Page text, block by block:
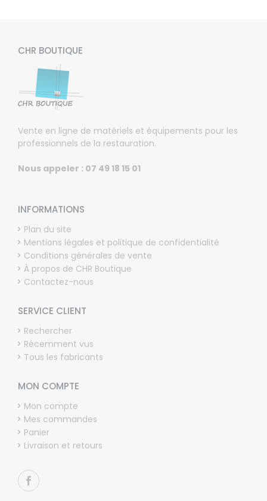
CHR BOUTIQUE
Vente en ligne de matériels et équipements pour les
professionnels de la restauration.
Nous appeler : 07 49 18 15 01
INFORMATIONS
Plan du site
Mentions légales et politique de confidentialité
Conditions générales de vente
À propos de CHR Boutique
Contactez-nous
SERVICE CLIENT
Rechercher
Récemment vus
Tous les fabricants
MON COMPTE
Mon compte
Mes commandes
Panier
Livraison et retours